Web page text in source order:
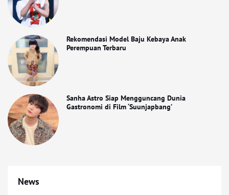
Rekomendasi Model Baju Kebaya Anak
Perempuan Terbaru
Sanha Astro Siap Mengguncang Dunia
Gastronomi di Film ‘Suunjapbang’
News